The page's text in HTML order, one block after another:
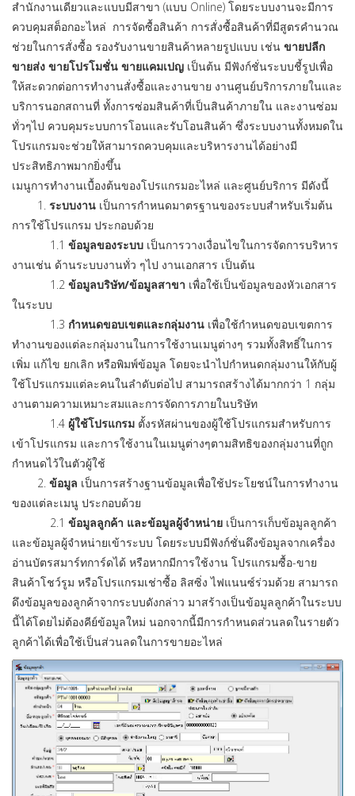
สำนักงานเดียวและแบบมีสาขา (แบบ Online) โดยระบบงานจะมีการ
ควบคุมสต็อกอะไหล่ การจัดซื้อสินค้า การสั่งซื้อสินค้าที่มีสูตรคำนวณ
ช่วยในการสั่งซื้อ รองรับงานขายสินค้าหลายรูปแบบ เช่น ขายปลีก
ขายส่ง ขายโปรโมชั่น ขายแคมเปญ เป็นต้น มีฟังก์ชั่นระบบชี้รูปเพื่อ
ให้สะดวกต่อการทำงานสั่งซื้อและงานขาย งานศูนย์บริการภายในและ
บริการนอกสถานที่ ทั้งการซ่อมสินค้าที่เป็นสินค้าภายใน และงานซ่อม
ทั่วๆไป ควบคุมระบบการโอนและรับโอนสินค้า ซึ่งระบบงานทั้งหมดใน
โปรแกรมจะช่วยให้สามารถควบคุมและบริหารงานได้อย่างมี
ประสิทธิภาพมากยิ่งขึ้น
เมนูการทำงานเบื้องต้นของโปรแกรมอะไหล่ และศูนย์บริการ มีดังนี้
1. ระบบงาน เป็นการกำหนดมาตรฐานของระบบสำหรับเริ่มต้น
การใช้โปรแกรม ประกอบด้วย
1.1 ข้อมูลของระบบ เป็นการวางเงื่อนไขในการจัดการบริหาร
งานเช่น ด้านระบบงานทั่ว ๆไป งานเอกสาร เป็นต้น
1.2 ข้อมูลบริษัท/ข้อมูลสาขา เพื่อใช้เป็นข้อมูลของหัวเอกสาร
ในระบบ
1.3 กำหนดขอบเขตและกลุ่มงาน เพื่อใช้กำหนดขอบเขตการ
ทำงานของแต่ละกลุ่มงานในการใช้งานเมนูต่างๆ รวมทั้งสิทธิ์ในการ
เพิ่ม แก้ไข ยกเลิก หรือพิมพ์ข้อมูล โดยจะนำไปกำหนดกลุ่มงานให้กับผู้
ใช้โปรแกรมแต่ละคนในลำดับต่อไป สามารถสร้างได้มากกว่า 1 กลุ่ม
งานตามความเหมาะสมและการจัดการภายในบริษัท
1.4 ผู้ใช้โปรแกรม ตั้งรหัสผ่านของผู้ใช้โปรแกรมสำหรับการ
เข้าโปรแกรม และการใช้งานในเมนูต่างๆตามสิทธิของกลุ่มงานที่ถูก
กำหนดไว้ในตัวผู้ใช้
2. ข้อมูล เป็นการสร้างฐานข้อมูลเพื่อใช้ประโยชน์ในการทำงาน
ของแต่ละเมนู ประกอบด้วย
2.1 ข้อมูลลูกค้า และข้อมูลผู้จำหน่าย เป็นการเก็บข้อมูลลูกค้า
และข้อมูลผู้จำหน่ายเข้าระบบ โดยระบบมีฟังก์ชั่นดึงข้อมูลจากเครื่อง
อ่านบัตรสมาร์ทการ์ดได้ หรือหากมีการใช้งาน โปรแกรมซื้อ-ขาย
สินค้าโชว์รูม หรือโปรแกรมเช่าซื้อ ลิสซิ่ง ไฟแนนซ์ร่วมด้วย สามารถ
ดึงข้อมูลของลูกค้าจากระบบดังกล่าว มาสร้างเป็นข้อมูลลูกค้าในระบบ
นี้ได้โดยไม่ต้องคีย์ข้อมูลใหม่ นอกจากนี้มีการกำหนดส่วนลดในรายตัว
ลูกค้าได้เพื่อใช้เป็นส่วนลดในการขายอะไหล่